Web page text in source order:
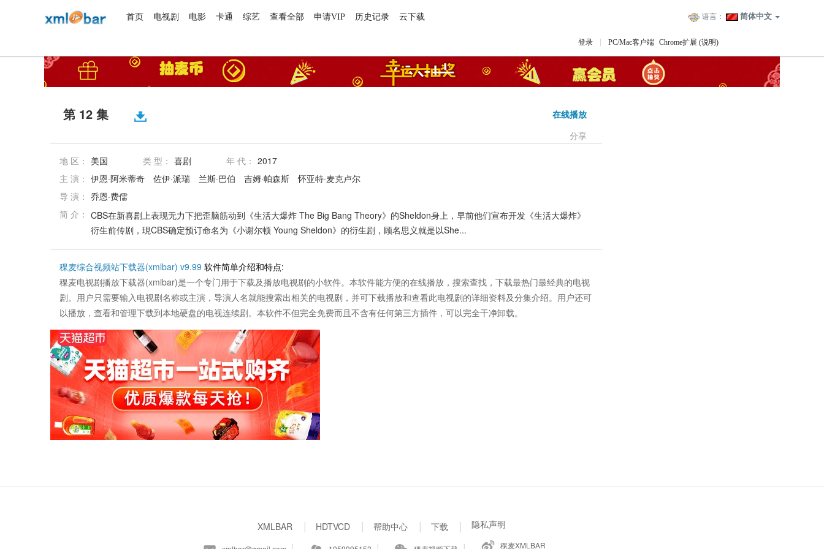
首页 电视剧 电影 卡通 综艺 查看全部 申请VIP 历史记录 云下载 语言： 简体中文
登录 PC/Mac客户端 Chrome扩展 (说明)
第 12 集
在线播放
分享
地 区： 美国 类 型： 喜剧 年 代： 2017
主 演： 伊恩·阿米蒂奇 佐伊·派瑞 兰斯·巴伯 吉姆·帕森斯
怀亚特·麦克卢尔
导 演： 乔恩·费儒
简 介： CBS在新喜剧上表现无力下把歪脑筋动到《生活大爆炸 The Big Bang Theory》的Sheldon身上，早前他们宣布开发《生活大爆炸》
衍生前传剧，現CBS确定预订命名为《小谢尔顿 Young Sheldon》的衍生剧，顾名思义就是以She...
稞麦综合视频站下载器(xmlbar) v9.99 软件简单介绍和特点:
稞麦电视剧播放下载器(xmlbar)是一个专门用于下载及播放电视剧的小软件。本软件能方便的在线播放，搜索查找，下载最热门最经典的电视
剧。用户只需要输入电视剧名称或主演，导演人名就能搜索出相关的电视剧，并可下载播放和查看此电视剧的详细资料及分集介绍。用户还可
以播放，查看和管理下载到本地硬盘的电视连续剧。本软件不但完全免费而且不含有任何第三方插件，可以完全干净卸载。
XMLBAR | HDTVCD | 帮助中心 | 下载 | 隐私声明
稞麦XMLBAR